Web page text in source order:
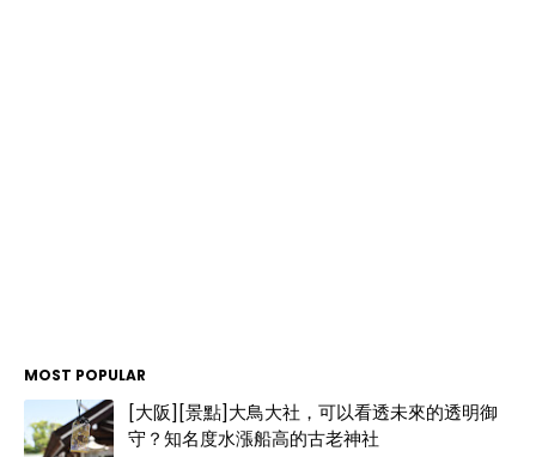
MOST POPULAR
[大阪][景點]大鳥大社，可以看透未來的透明御
守？知名度水漲船高的古老神社